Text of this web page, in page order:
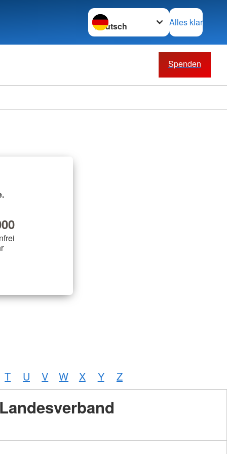
Sprache wechseln zu
Alles klar
Spenden
T U V W X Y Z